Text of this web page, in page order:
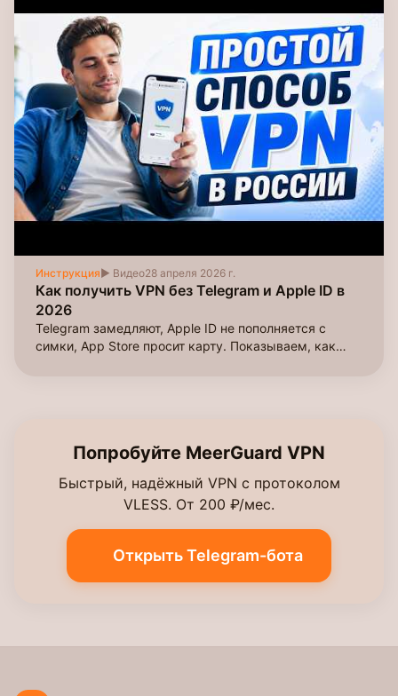
Инструкция▶ Видео28 апреля 2026 г.
Как получить VPN без Telegram и Apple ID в
2026
Telegram замедляют, Apple ID не пополняется с
симки, App Store просит карту. Показываем, как
Попробуйте MeerGuard VPN
Быстрый, надёжный VPN с протоколом
VLESS. От 200 ₽/мес.
Открыть Telegram-бота